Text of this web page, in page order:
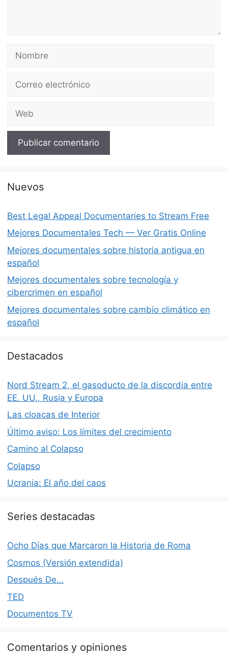
electrónico
Nuevos
Best Legal Appeal Documentaries to Stream Free
Mejores Documentales Tech — Ver Gratis Online
Mejores documentales sobre historia antigua en
español
Mejores documentales sobre tecnología y
cibercrimen en español
Mejores documentales sobre cambio climático en
español
Destacados
Nord Stream 2, el gasoducto de la discordia entre
EE. UU., Rusia y Europa
Las cloacas de Interior
Último aviso: Los límites del crecimiento
Camino al Colapso
Colapso
Ucrania: El año del caos
Series destacadas
Ocho Días que Marcaron la Historia de Roma
Cosmos (Versión extendida)
Después De…
TED
Documentos TV
Comentarios y opiniones